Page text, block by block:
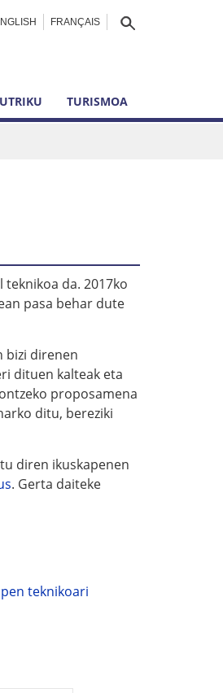
FRANÇAIS
TURISMOA
da. 2017ko
pasa behar dute
bizi direnen
dituen kalteak eta
proposamena
ditu, bereziki
diren ikuskapenen
. Gerta daiteke
teknikoari